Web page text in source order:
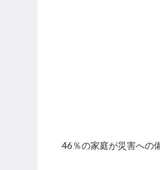
46％の家庭が災害への